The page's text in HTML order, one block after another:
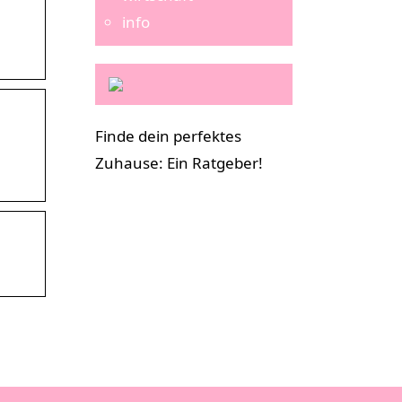
info
Finde dein perfektes
Zuhause: Ein Ratgeber!